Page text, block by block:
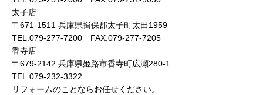
太子店
〒671-1511 兵庫県揖保郡太子町太田1959
TEL.079-277-7200 FAX.079-277-7205
香寺店
〒679-2142 兵庫県姫路市香寺町広瀬280-1
TEL.079-232-3322
リフォームのことならお任せください。